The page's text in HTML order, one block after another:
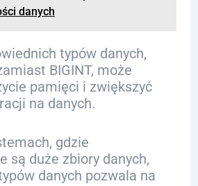
danych
typów danych,
BIGINT, może
pamięci i zwiększyć
na danych.
gdzie
są duże zbiory danych,
danych pozwala na